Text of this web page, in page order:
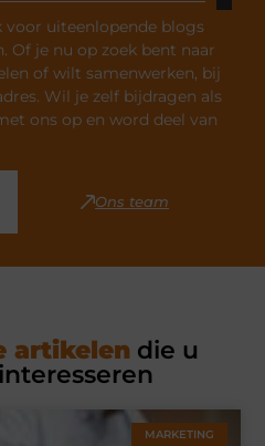
voor uiteenlopende blogs
Of je nu op zoek bent naar
of wilt samenwerken, bij
Wil je zelf bijdragen als
ons op en word deel van
Ons team
artikelen die u
MARKETING